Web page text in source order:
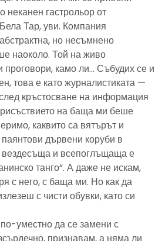
гастрольор от
Тар, уви. Компания
но несъмнено
наоколо. Той на живо
проговори, камо ли… Събудих се и
това е като журналистиката —
кръстосване на информация
на баща ми беше
каквито са вятърът и
дървени коруби в
вездесъща и всепоглъщаща е
танго“. А даже не искам,
с него, с баща ми. Но как да
с чисти обувки, като си
уместно да се замени с
признавам, а няма ли